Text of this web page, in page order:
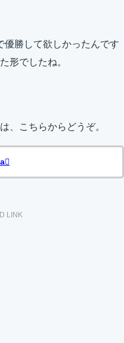
勝して欲しかったんです
形でしたね。
、こちらからどうぞ。
LINK